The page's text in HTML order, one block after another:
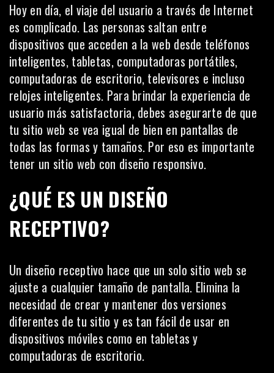
Hoy en día, el viaje del usuario a través de Internet
es complicado. Las personas saltan entre
dispositivos que acceden a la web desde teléfonos
inteligentes, tabletas, computadoras portátiles,
computadoras de escritorio, televisores e incluso
relojes inteligentes. Para brindar la experiencia de
usuario más satisfactoria, debes asegurarte de que
tu sitio web se vea igual de bien en pantallas de
todas las formas y tamaños. Por eso es importante
tener un sitio web con diseño responsivo.
¿QUÉ ES UN DISEÑO
RECEPTIVO?
Un diseño receptivo hace que un solo sitio web se
ajuste a cualquier tamaño de pantalla. Elimina la
necesidad de crear y mantener dos versiones
diferentes de tu sitio y es tan fácil de usar en
dispositivos móviles como en tabletas y
computadoras de escritorio.